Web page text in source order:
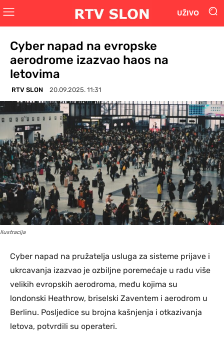
UŽIVO
Cyber napad na evropske
aerodrome izazvao haos na
letovima
RTV SLON 20.09.2025. 11:31
Ilustracija
Cyber napad na pružatelja usluga za sisteme prijave i
ukrcavanja izazvao je ozbiljne poremećaje u radu više
velikih evropskih aerodroma, među kojima su
londonski Heathrow, briselski Zaventem i aerodrom u
Berlinu. Posljedice su brojna kašnjenja i otkazivanja
letova, potvrdili su operateri.